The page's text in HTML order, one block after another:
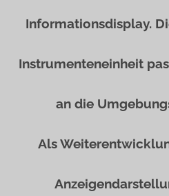
Informationsdisplay.
Instrumenteneinheit
an die
Als